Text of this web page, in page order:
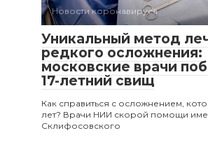
Новости коронавируса
Уникальный метод
редкого осложнения:
московские врачи
17-летний свищ
Как справиться с осложнением,
лет? Врачи НИИ скорой помощи
Склифосовского